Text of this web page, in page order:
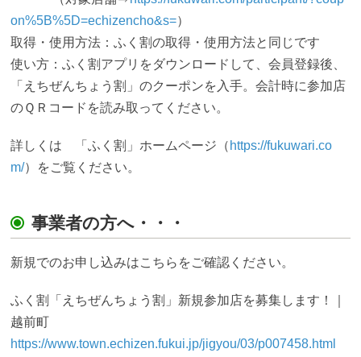
on%5B%5D=echizencho&s=）
取得・使用方法：ふく割の取得・使用方法と同じです
使い方：ふく割アプリをダウンロードして、会員登録後、
「えちぜんちょう割」のクーポンを入手。会計時に参加店
のＱＲコードを読み取ってください。
詳しくは 「ふく割」ホームページ（ https://fukuwari.co
m/）をご覧ください。
事業者の方へ・・・
新規でのお申し込みはこちらをご確認ください。
ふく割「えちぜんちょう割」新規参加店を募集します！｜
越前町
https://www.town.echizen.fukui.jp/jigyou/03/p007458.html